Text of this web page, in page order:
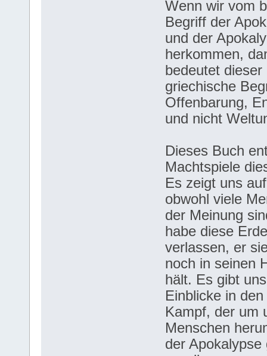
Wenn wir vom
Begriff der
und der
herkommen,
bedeutet dieser
griechische
Offenbarung,
und nicht
Dieses Buch
Machtspiele
Es zeigt uns
obwohl viele
der Meinung
habe diese Erde
verlassen, er
noch in seinen
hält. Es gibt
Einblicke in
Kampf, der um
Menschen
der Apokalypse